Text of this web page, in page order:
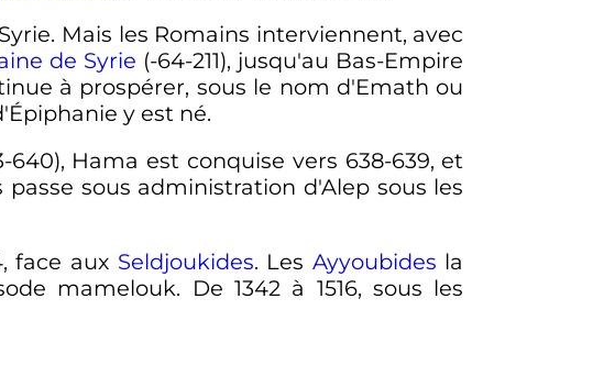
Mais les Romains interviennent, avec
de Syrie (-64-211), jusqu'au Bas-Empire
à prospérer, sous le nom d'Emath ou
y est né.
Hama est conquise vers 638-639, et
sous administration d'Alep sous les
face aux Seldjoukides. Les Ayyoubides la
mamelouk. De 1342 à 1516, sous les